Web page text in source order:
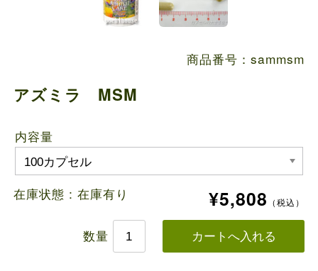
商品番号：sammsm
アズミラ MSM
内容量
在庫状態 : 在庫有り ¥5,808 （税込）
数量